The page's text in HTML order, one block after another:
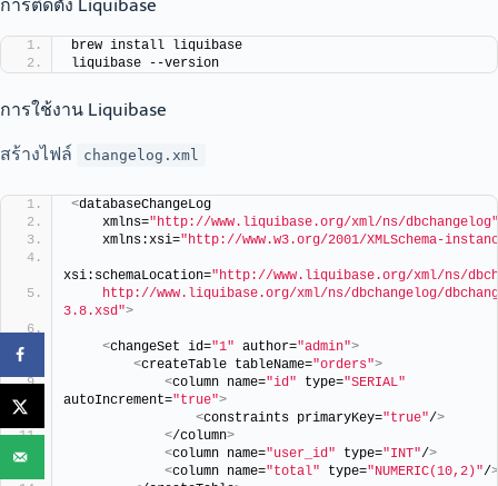
การติดตั้ง Liquibase
brew install liquibase
liquibase --version
การใช้งาน Liquibase
สร้างไฟล์ changelog.xml
<databaseChangeLog
    xmlns=
"http://www.liquibase.org/xml/ns/dbchangelog"
    xmlns:xsi=
"http://www.w3.org/2001/XMLSchema-
xsi:schemaLocation="http://www.liquibase.org/xml/ns/
http://www.liquibase.org/xml/ns/dbchangelog/
3.8.xsd">
<changeSet id="1" author="admin">
<createTable tableName="orders">
<column name="id" type="SERIAL"
autoIncrement="true">
<constraints primaryKey="true"/>
</column>
<column name="user_id" type="INT"/>
<column name="total" type="NUMERIC(10,2)"/>